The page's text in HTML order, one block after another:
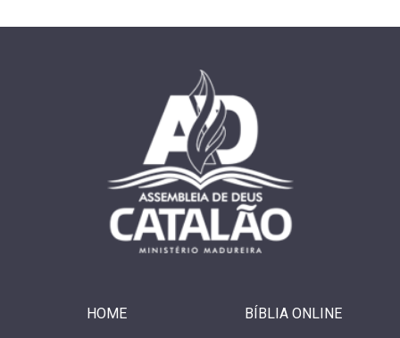
HOME BÍBLIA ONLINE